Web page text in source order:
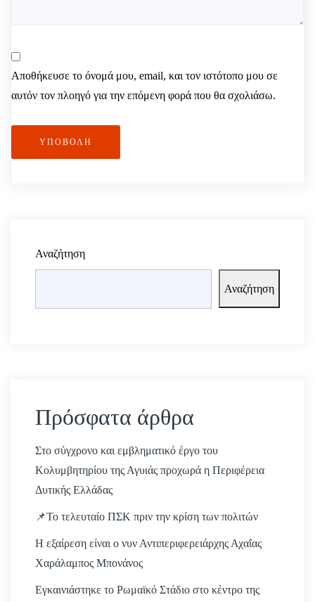
Αποθήκευσε το όνομά μου, email, και τον ιστότοπο μου σε
αυτόν τον πλοηγό για την επόμενη φορά που θα σχολιάσω.
ΥΠΟΒΟΛΉ
Αναζήτηση
Αναζήτηση
Πρόσφατα άρθρα
Στο σύγχρονο και εμβληματικό έργο του
Κολυμβητηρίου της Αγυιάς προχωρά η Περιφέρεια
Δυτικής Ελλάδας
📌Το τελευταίο ΠΣΚ πριν την κρίση των πολιτών
Η εξαίρεση είναι ο νυν Αντιπεριφερειάρχης Αχαΐας
Χαράλαμπος Μπονάνος
Εγκαινιάστηκε το Ρωμαϊκό Στάδιο στο κέντρο της